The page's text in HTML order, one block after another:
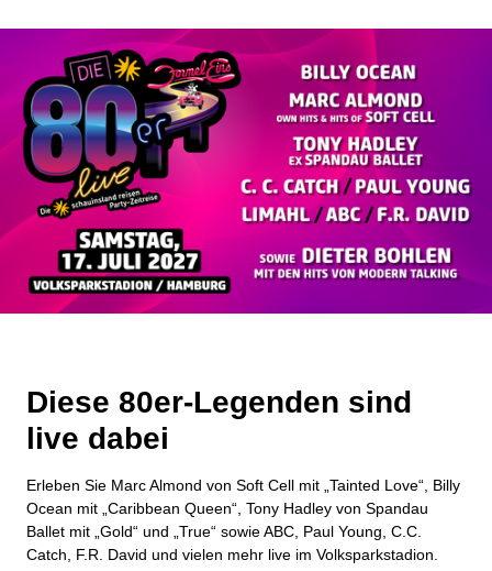
Diese 80er-Legenden sind
live dabei
Erleben Sie Marc Almond von Soft Cell mit „Tainted Love“, Billy
Ocean mit „Caribbean Queen“, Tony Hadley von Spandau
Ballet mit „Gold“ und „True“ sowie ABC, Paul Young, C.C.
Catch, F.R. David und vielen mehr live im Volksparkstadion.